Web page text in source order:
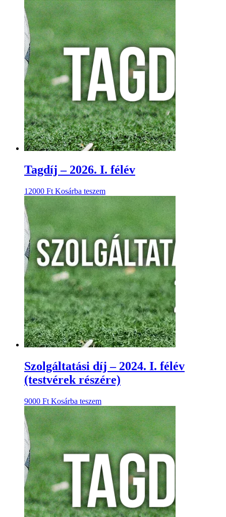
Tagdíj – 2026. I. félév
12000 Ft Kosárba teszem
Szolgáltatási díj – 2024. I. félév
(testvérek részére)
9000 Ft Kosárba teszem